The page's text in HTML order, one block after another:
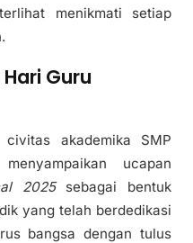
menikmati setiap
Guru
akademika SMP
ucapan
2025sebagai bentuk
yang telah berdedikasi
bangsa dengan tulus